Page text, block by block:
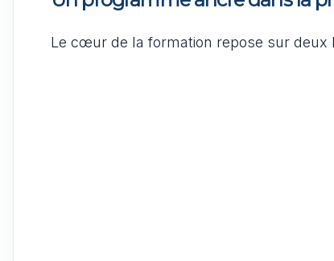
Le cœur de la formation repose sur deux